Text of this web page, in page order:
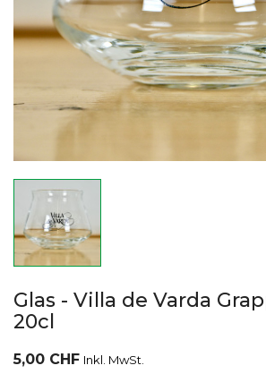
Glas - Villa de Varda
20cl
5,00 CHF Inkl. MwSt.